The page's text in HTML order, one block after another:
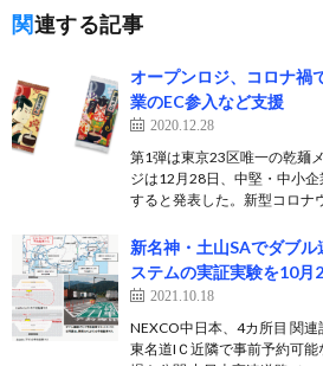
関連する記事
オープンロジ、コロナ禍
業のEC参入など支援
2020.12.28
第1弾は東京23区唯一の乾麺
ジは12月28日、中堅・中小
すると発表した。新型コロナ
新名神・土山SAでダブ
ステムの実証実験を10月
2021.10.18
NEXCO中日本、4カ所目 関
東名道IＣ近隣で事前予約可